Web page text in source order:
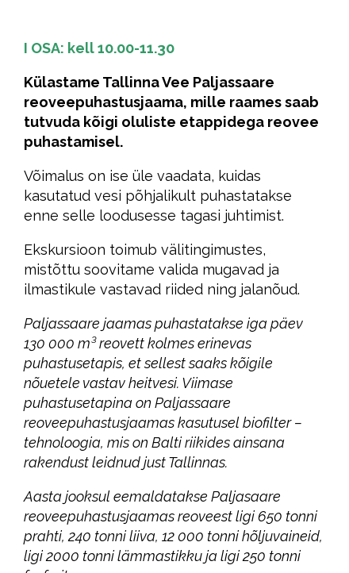
I OSA: kell 10.00-11.30
Külastame Tallinna Vee Paljassaare
reoveepuhastusjaama, mille raames saab
tutvuda kõigi oluliste etappidega reovee
puhastamisel.
Võimalus on ise üle vaadata, kuidas
kasutatud vesi põhjalikult puhastatakse
enne selle loodusesse tagasi juhtimist.
Ekskursioon toimub välitingimustes,
mistõttu soovitame valida mugavad ja
ilmastikule vastavad riided ning jalanõud.
Paljassaare jaamas puhastatakse iga päev
130 000 m³ reovett kolmes erinevas
puhastusetapis, et sellest saaks kõigile
nõuetele vastav heitvesi. Viimase
puhastusetapina on Paljassaare
reoveepuhastusjaamas kasutusel biofilter –
tehnoloogia, mis on Balti riikides ainsana
rakendust leidnud just Tallinnas.
Aasta jooksul eemaldatakse Paljasaare
reoveepuhastusjaamas reoveest ligi 650 tonni
prahti, 240 tonni liiva, 12 000 tonni hõljuvaineid,
ligi 2000 tonni lämmastikku ja ligi 250 tonni